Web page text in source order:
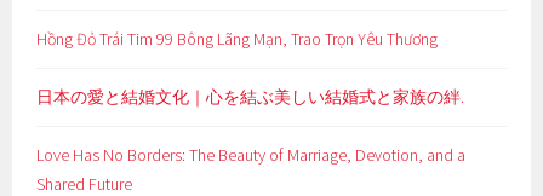
Hồng Đỏ Trái Tim 99 Bông Lãng Mạn, Trao Trọn Yêu Thương
日本の愛と結婚文化｜心を結ぶ美しい結婚式と家族の絆.
Love Has No Borders: The Beauty of Marriage, Devotion, and a
Shared Future